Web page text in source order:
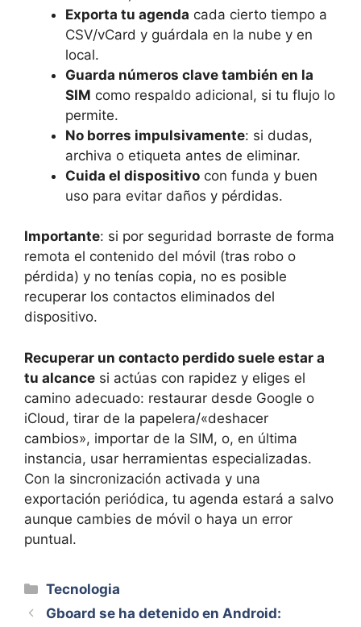
Exporta tu agenda cada cierto tiempo a
CSV/vCard y guárdala en la nube y en
local.
Guarda números clave también en la
SIM como respaldo adicional, si tu flujo lo
permite.
No borres impulsivamente: si dudas,
archiva o etiqueta antes de eliminar.
Cuida el dispositivo con funda y buen
uso para evitar daños y pérdidas.
Importante: si por seguridad borraste de forma
remota el contenido del móvil (tras robo o
pérdida) y no tenías copia, no es posible
recuperar los contactos eliminados del
dispositivo.
Recuperar un contacto perdido suele estar a
tu alcance si actúas con rapidez y eliges el
camino adecuado: restaurar desde Google o
iCloud, tirar de la papelera/«deshacer
cambios», importar de la SIM, o, en última
instancia, usar herramientas especializadas.
Con la sincronización activada y una
exportación periódica, tu agenda estará a salvo
aunque cambies de móvil o haya un error
puntual.
Categorías
Tecnologia
Gboard se ha detenido en Android: